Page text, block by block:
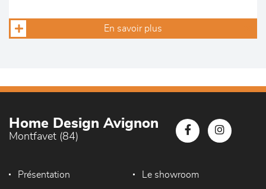
En savoir plus
Home Design Avignon
Montfavet (84)
Présentation Le showroom